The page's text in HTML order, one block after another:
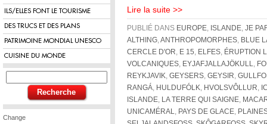
ILS/ELLES FONT LE TOURISME
DES TRUCS ET DES PLANS
PATRIMOINE MONDIAL UNESCO
CUISINE DU MONDE
Change
Lire la suite >>
PUBLIÉ DANS EUROPE ISLANDE JE
ALTHING ANTHROPOMORPHES
BLUE
CERCLE D'OR
E 15 ELFES
ÉRUPTION
VOLCANIQUES
EYJAFJALLAJÖKULL
REYKJAVIK GEYSERS GEYSIR
RANGÁ
HULDUFÓLK HVOLSVÔLLUR
ISLANDE
LA TERRE QUI SAIGNE
UNICAMÉRAL
PAYS DE GLACE